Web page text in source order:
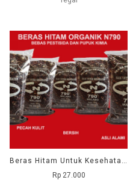
Beras Hitam Untuk Kesehatan l Beras Hitam Untuk Diabetes l Beras Hitam Untuk Diet l Beras Hitam Organik [
Rp 27.000